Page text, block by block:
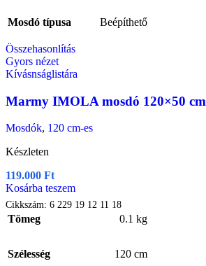
Mosdó típusa Beépíthető
Összehasonlítás
Gyors nézet
Kívásnságlistára
Marmy IMOLA mosdó 120×50 cm
Mosdók, 120 cm-es
Készleten
119.000 Ft
Kosárba teszem
Cikkszám: 6 229 19 12 11 18
Tömeg 0.1 kg
Szélesség 120 cm